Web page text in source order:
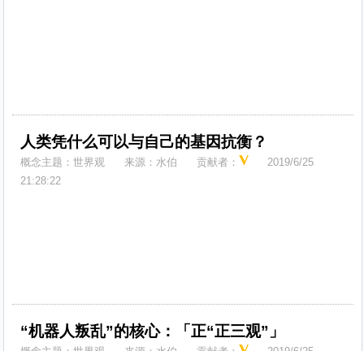
人类凭什么可以与自己的基因抗衡？
概念主题：世界观 来源： 水伯 贡献者：
2019/6/25
21:28:22
“机器人叛乱”的核心：「正“正三观”」